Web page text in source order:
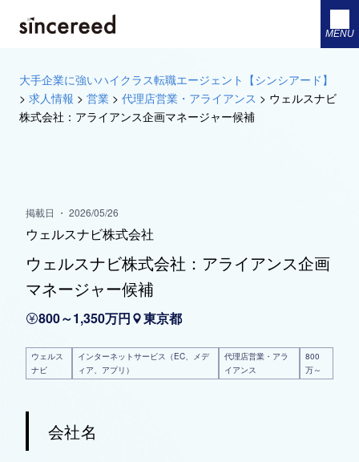
MENU
大手企業に強いハイクラス転職エージェント【シンシアード】
> 求人情報 > 営業 > 代理店営業・アライアンス > ウェルスナビ
株式会社：アライアンス企画マネージャー候補
掲載日 ・ 2026/05/26
ウェルスナビ株式会社
ウェルスナビ株式会社：アライアンス企画
マネージャー候補
800～1,350万円 東京都
ウェルス
ナビ
インターネットサービス（EC、メデ
ィア、アプリ）
代理店営業・アラ
イアンス
800
万～
会社名